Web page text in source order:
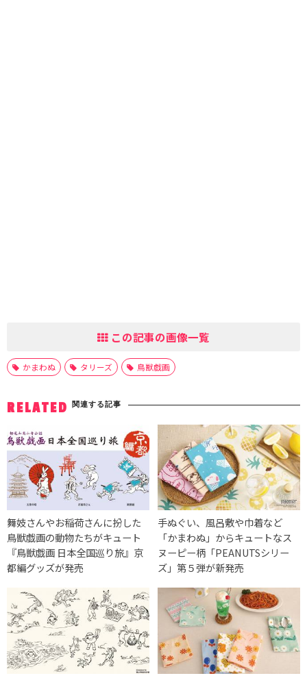
この記事の画像一覧
かまわぬ タリーズ 鳥獣戯画
RELATED 関連する記事
舞妓さんやお稲荷さんに扮した
鳥獣戯画の動物たちがキュート
『鳥獣戯画 日本全国巡り旅』京
都編グッズが発売
手ぬぐい、風呂敷や巾着など
「かまわぬ」からキュートなス
ヌーピー柄「PEANUTSシリー
ズ」第５弾が新発売